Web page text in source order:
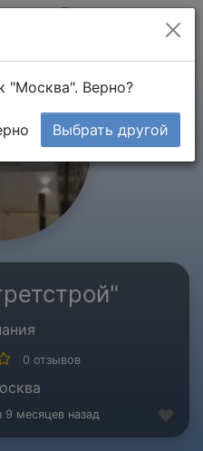
0 отзывов
9 месяцев назад
"Москва". Верно?
Выбрать другой